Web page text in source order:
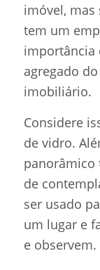
imóvel,
tem um
importância
agregado
imobiliário.
Considere
de vidro.
panorâmico
de
ser usado
um lugar e
e observem.